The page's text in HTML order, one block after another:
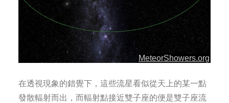
在透視現象的錯覺下，這些流星看似從天上的某一點
發散輻射而出，而輻射點接近雙子座的便是雙子座流